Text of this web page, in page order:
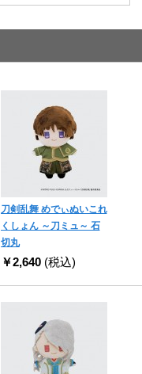
刀剣乱舞 めでぃぬいこれ
くしょん ～刀ミュ～ 石
切丸
￥2,640 (税込)